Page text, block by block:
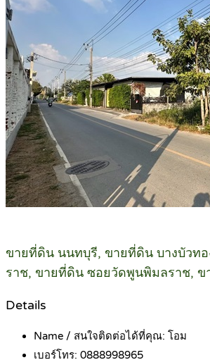
ขายที่ดิน นนทบุรี, ขายที่ดิน บางบัวท
ราช, ขายที่ดิน ซอยวัดพูนพิมลราช,
Details
Name / สนใจติดต่อได้ที่คุณ: โอม
เบอร์โทร: 0888998965